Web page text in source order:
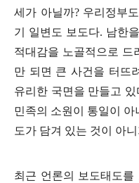
세가 아닐까? 우리정부
기 일변도 보도다. 남한
적대감을 노골적으로 드
만 되면 큰 사건을 터뜨
유리한 국면을 만들고 있
민족의 소원이 통일이 아
도가 담겨 있는 것이 아
최근 언론의 보도태도